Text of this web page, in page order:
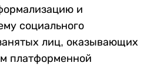
и
социального
лиц, оказывающих
платформенной